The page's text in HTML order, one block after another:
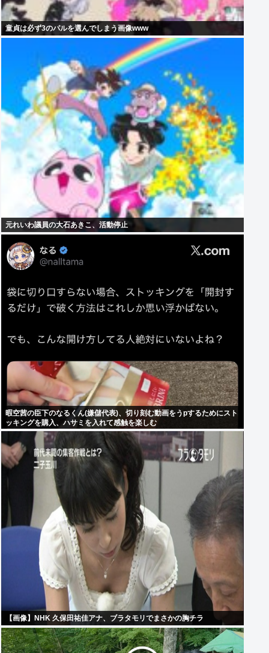
童貞は必ず3のパルを選んでしまう画像www
元れいわ議員の大石あきこ、活動停止
暇空茜の臣下のなるくん(嫌儲代表)、切り刻む動画をうpするためにスト
ッキングを購入、ハサミを入れて感触を楽しむ
【画像】NHK 久保田祐佳アナ、ブラタモリでまさかの胸チラ